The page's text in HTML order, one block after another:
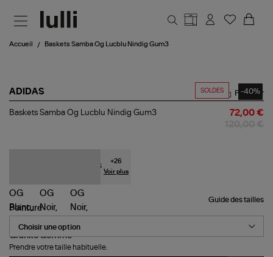
Accueil Baskets Samba Og Lucblu Nindig Gum3
SOLDES -40%
ADIDAS
Baskets
Partager
Baskets Samba Og Lucblu Nindig Gum3 72,00 €
+26
Voir plus
Guide des tailles
Pointure
Prendre votre taille habituelle.